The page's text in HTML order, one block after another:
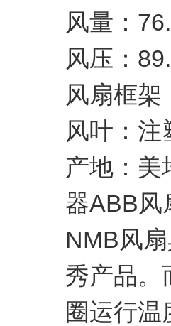
风量：
风压：
风扇框
风叶：
产地：
器ABB
NMB风
秀产品。
圈运行